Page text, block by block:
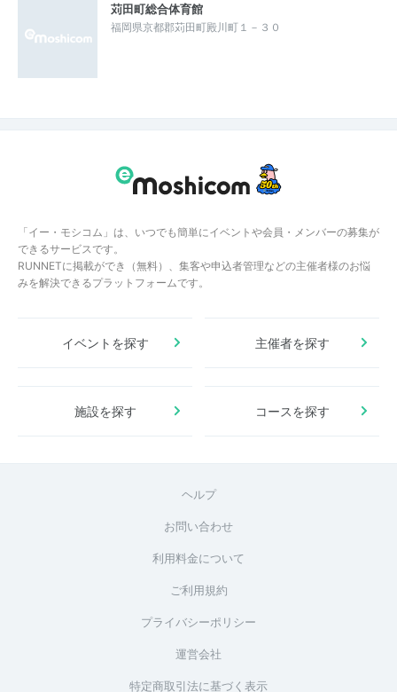
苅田町総合体育館
福岡県京都郡苅田町殿川町１－３０
「イー・モシコム」は、いつでも簡単にイベントや会員・メンバーの募集が
できるサービスです。
RUNNETに掲載ができ（無料）、集客や申込者管理などの主催者様のお悩
みを解決できるプラットフォームです。
イベントを探す 主催者を探す
施設を探す コースを探す
ヘルプ
お問い合わせ
利用料金について
ご利用規約
プライバシーポリシー
運営会社
特定商取引法に基づく表示